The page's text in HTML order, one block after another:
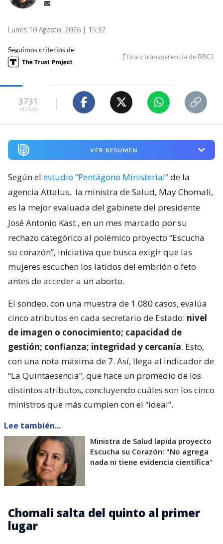
Lunes 10 Agosto, 2026 | 15:32
Seguimos criterios de
Ética y transparencia de BBCL
3731
visitas
VER RESUMEN
Según el estudio “Pentágono Ministerial”de la
agencia Attalus, la ministra de Salud, May Chomali,
es la mejor evaluada del gabinete del presidente
José Antonio Kast , en un mes marcado por su
rechazo categórico al polémico proyecto “Escucha
su corazón”, iniciativa que busca exigir que las
mujeres escuchen los latidos del embrión o feto
antes de acceder a un aborto.
El sondeo, con una muestra de 1.080 casos, evalúa
cinco atributos en cada secretario de Estado: nivel
de imagen o conocimiento; capacidad de
gestión; confianza; integridad y cercanía. Esto,
con una nota máxima de 7. Así, llega al indicador de
“La Quintaesencia”, que hace un promedio de los
distintos atributos, concluyendo cuáles son los cinco
ministros que más cumplen con el “ideal”.
Lee también...
Ministra de Salud lapida proyecto
Escucha su Corazón: "No agrega
nada ni tiene evidencia científica"
Chomali salta del quinto al primer
lugar